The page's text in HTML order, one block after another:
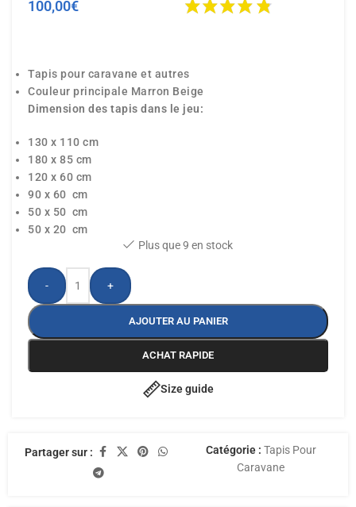
100,00€
Tapis pour caravane et autres
Couleur principale Marron Beige
Dimension des tapis dans le jeu:
130 x 110 cm
180 x 85 cm
120 x 60 cm
90 x 60 cm
50 x 50 cm
50 x 20 cm
Plus que 9 en stock
- +
AJOUTER AU PANIER
ACHAT RAPIDE
Size guide
Partager sur : Catégorie : Tapis Pour
Caravane